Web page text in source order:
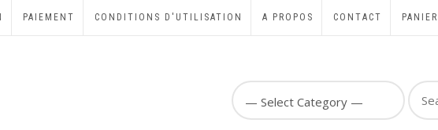
PAIEMENT CONDITIONS D'UTILISATION A PROPOS CONTACT PANIER
for: